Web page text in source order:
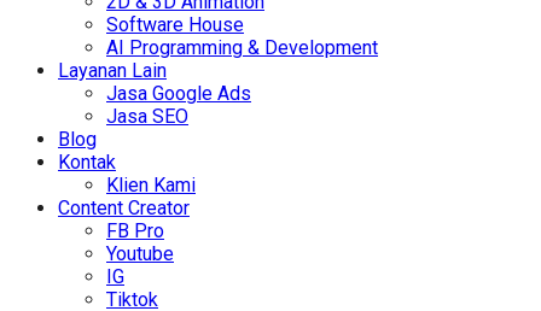
Software House
AI Programming & Development
Layanan Lain
Jasa Google Ads
Jasa SEO
Blog
Kontak
Klien Kami
Content Creator
FB Pro
Youtube
IG
Tiktok